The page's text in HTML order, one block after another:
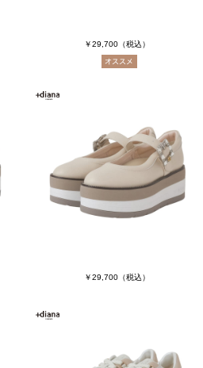
￥29,700 （税込）
￥29,700 （税込）